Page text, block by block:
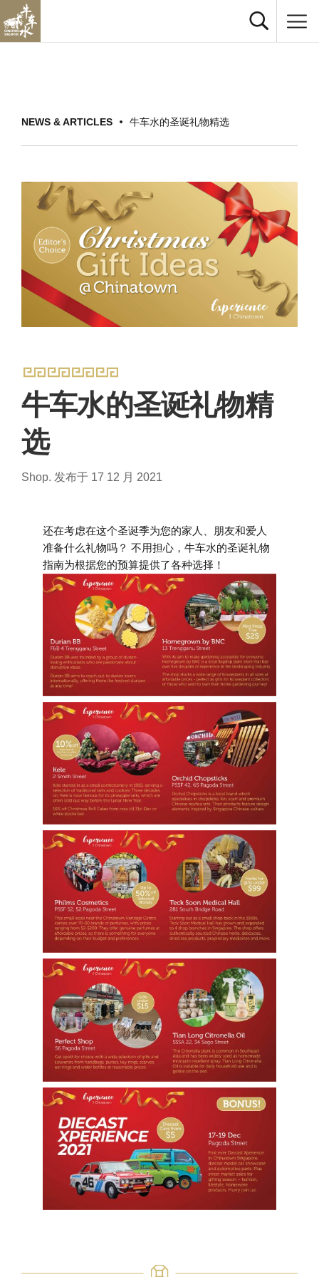
NEWS & ARTICLES 牛车水的圣诞礼物精选
牛车水的圣诞礼物精
选
Shop. 发布于 17 12 月 2021
还在考虑在这个圣诞季为您的家人、朋友和爱人
准备什么礼物吗？ 不用担心，牛车水的圣诞礼物
指南为根据您的预算提供了各种选择！